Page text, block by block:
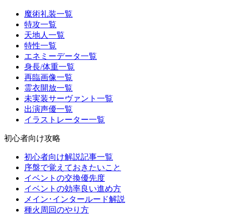
魔術礼装一覧
特攻一覧
天地人一覧
特性一覧
エネミーデータ一覧
身長/体重一覧
再臨画像一覧
霊衣開放一覧
未実装サーヴァント一覧
出演声優一覧
イラストレーター一覧
初心者向け攻略
初心者向け解説記事一覧
序盤で覚えておきたいこと
イベントの交換優先度
イベントの効率良い進め方
メイン･インタールード解説
種火周回のやり方